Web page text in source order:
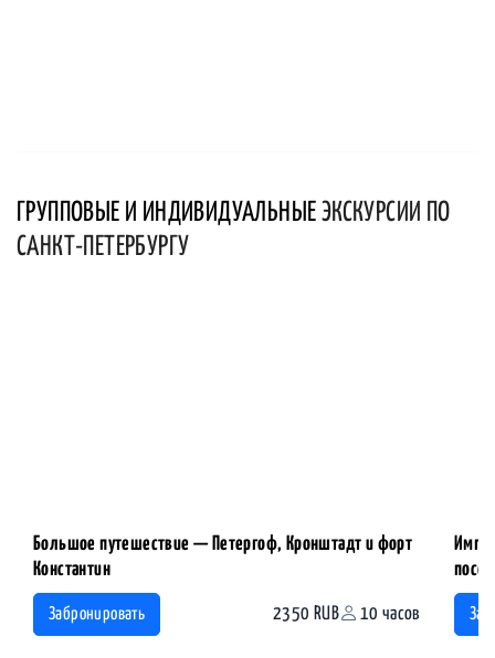
ГРУППОВЫЕ И ИНДИВИДУАЛЬНЫЕ ЭКСКУРСИИ ПО
САНКТ-ПЕТЕРБУРГУ
Большое путешествие — Петергоф, Кронштадт и форт
Константин
Забронировать 2350 RUB 10 часов